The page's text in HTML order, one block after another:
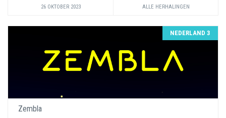
26 OKTOBER 2023 ALLE HERHALINGEN
NEDERLAND 3
Zembla